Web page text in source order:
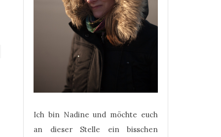
Ich bin Nadine und möchte euch
an dieser Stelle ein bisschen